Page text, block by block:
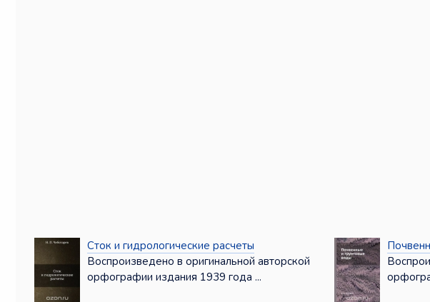
Сток и гидрологические расчеты
Воспроизведено в оригинальной авторской
орфографии издания 1939 года ...